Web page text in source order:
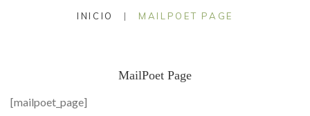
INICIO | MAILPOET PAGE
MailPoet Page
[mailpoet_page]